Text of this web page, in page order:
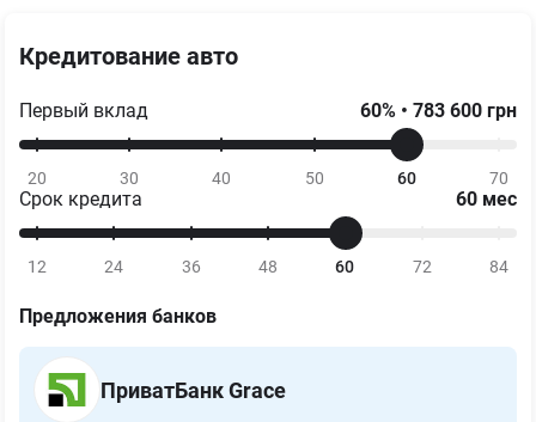
Кредитование авто
Первый вклад 60% • 783 600 грн
20 30 40 50 60 70
Срок кредита 60 мес
12 24 36 48 60 72 84
Предложения банков
ПриватБанк Grace